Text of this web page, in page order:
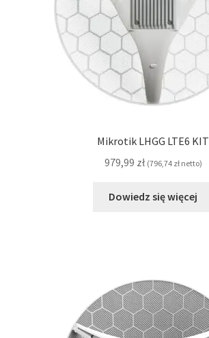
Mikrotik LHGG LTE6 KIT
979,99 zł (796,74 złnetto)
Dowiedz się więcej